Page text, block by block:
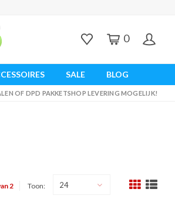
0
SALE BLOG
OF DPD PAKKETSHOP LEVERING MOGELIJK!
2 Toon: 24